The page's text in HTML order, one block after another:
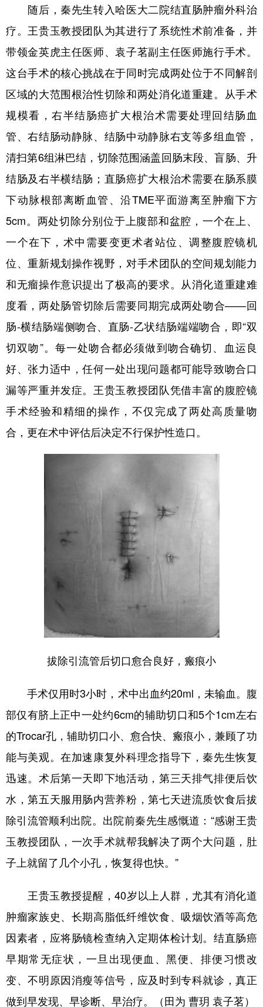
随后，秦先生转入哈医大二院结直肠肿瘤外科治
疗。王贵玉教授团队为其进行了系统性术前准备，并
带领金英虎主任医师、袁子茗副主任医师施行手术。
这台手术的核心挑战在于同时完成两处位于不同解剖
区域的大范围根治性切除和两处消化道重建。从手术
规模看，右半结肠癌扩大根治术需要处理回结肠血
管、右结肠动静脉、结肠中动静脉右支等多组血管，
清扫第6组淋巴结，切除范围涵盖回肠末段、盲肠、升
结肠及右半横结肠；直肠癌扩大根治术需要在肠系膜
下动脉根部离断血管、沿TME平面游离至肿瘤下方
5cm。两处切除分别位于上腹部和盆腔，一个在上、
一个在下，术中需要变更术者站位、调整腹腔镜机
位、重新规划操作视野，对手术团队的空间规划能力
和无瘤操作意识提出了极高的要求。从消化道重建难
度看，两处肠管切除后需要同期完成两处吻合——回
肠-横结肠端侧吻合、直肠-乙状结肠端端吻合，即“双
切双吻”。每一处吻合都必须做到吻合确切、血运良
好、张力适中，任何一处出现问题都可能导致吻合口
漏等严重并发症。王贵玉教授团队凭借丰富的腹腔镜
手术经验和精细的操作，不仅完成了两处高质量吻
合，更在术中评估后决定不行保护性造口。
拔除引流管后切口愈合良好，瘢痕小
手术仅用时3小时，术中出血约20ml，未输血。腹
部仅有脐上正中一处约6cm的辅助切口和5个1cm左右
的Trocar孔，辅助切口小、愈合快、瘢痕小，兼顾了功
能与美观。在加速康复外科理念指导下，秦先生恢复
迅速。术后第一天即下地活动，第三天排气排便后饮
水，第五天服用肠内营养粉，第七天进流质饮食后拔
除引流管顺利出院。出院前秦先生感慨道：“感谢王贵
玉教授团队，一次手术就帮我解决了两个大问题，肚
子上就留了几个小孔，恢复得也快。”
王贵玉教授提醒，40岁以上人群，尤其有消化道
肿瘤家族史、长期高脂低纤维饮食、吸烟饮酒等高危
因素者，应将肠镜检查纳入定期体检计划。结直肠癌
早期常无症状，一旦出现便血、黑便、排便习惯改
变、不明原因消瘦等信号，应及时到专科就诊，真正
做到早发现、早诊断、早治疗。（田为 曹玥 袁子茗）